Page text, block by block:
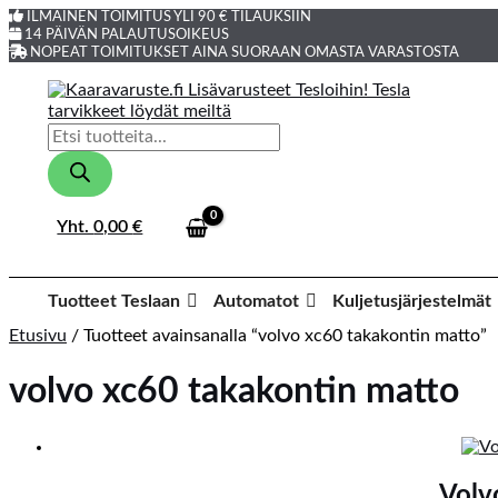
ILMAINEN TOIMITUS YLI 90 € TILAUKSIIN
14 PÄIVÄN PALAUTUSOIKEUS
NOPEAT TOIMITUKSET AINA SUORAAN OMASTA VARASTOSTA
Siirry
sisältöön
Products
search
Yht.0,00€
Tuotteet Teslaan Automatot
Kuljetusjärjestelmät
Etusivu / Tuotteet avainsanalla “volvo xc60 takakontin matto”
volvo xc60 takakontin matto